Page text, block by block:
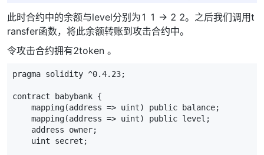
此时合约中的余额与level分别为1 1 -> 2 2。之后我们调用t
ransfer函数，将此余额转账到攻击合约中。
令攻击合约拥有2token 。
pragma solidity ^0.4.23;
contract babybank {
    mapping(address => uint) public balance;
    mapping(address => uint) public level;
    address owner;
    uint secret;